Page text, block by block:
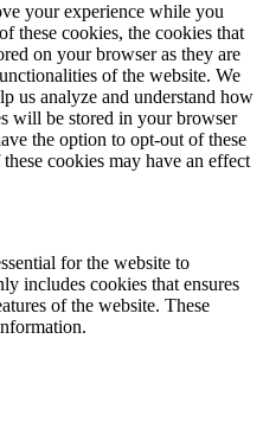
your experience while you
these cookies, the cookies that
on your browser as they are
of the website. We
us analyze and understand how
will be stored in your browser
the option to opt-out of these
cookies may have an effect
for the website to
includes cookies that ensures
of the website. These